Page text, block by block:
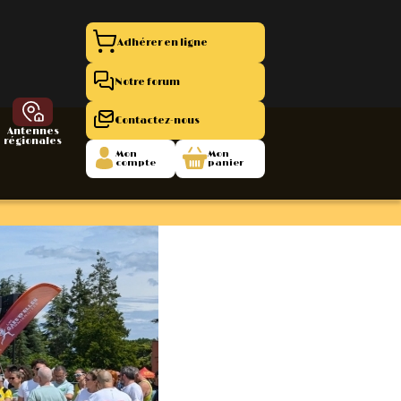
La Boutique
11
1952
1955
Antennes
régionales
Adhérer en ligne
Notre forum
Contactez-nous
Mon
compte
Mon
panier